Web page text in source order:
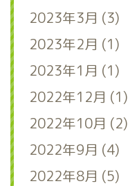
2023年3月 (3)
2023年2月 (1)
2023年1月 (1)
2022年12月 (1)
2022年10月 (2)
2022年9月 (4)
2022年8月 (5)